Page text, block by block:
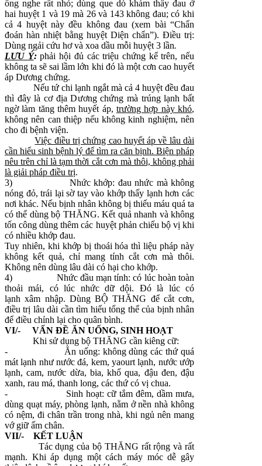
ống nghe rất nhỏ; dùng que dò khám thấy đau ở
hai huyệt 1 và 19 mà 26 và 143 không đau; có khi
cả 4 huyệt này đều không đau (xem bài “Chẩn
đoán hàn nhiệt bằng huyệt Diện chẩn”). Điều trị:
Dùng ngải cứu hơ và xoa dầu mỗi huyệt 3 lần.
LƯU Ý:phải hội đủ các triệu chứng kể trên, nếu
không ta sẽ sai lầm lớn khi đó là một cơn cao huyết
áp Dương chứng.
Nếu tứ chi lạnh ngắt mà cả 4 huyệt đều đau
thì đây là cơ địa Dương chứng mà trúng lạnh bất
ngờ làm tăng thêm huyết áp, trường hợp này khó,
không nên can thiệp nếu không kinh nghiệm, nên
cho đi bệnh viện.
Việc điều trị chứng cao huyết áp về lâu dài
cần hiểu sinh bệnh lý để tìm ra căn bịnh. Biện pháp
nêu trên chỉ là tạm thời cắt cơn mà thôi, không phải
là giải pháp điều trị.
3)
Nhức khớp: đau nhức mà không
nóng đỏ, trái lại sờ tay vào khớp thấy lạnh hơn các
nơi khác. Nếu bịnh nhân không bị thiếu máu quá ta
có thể dùng bộ THĂNG. Kết quả nhanh và không
tốn công dùng thêm các huyệt phản chiếu bộ vị khi
có nhiều khớp đau.
Tuy nhiên, khi khớp bị thoái hóa thì liệu pháp này
không kết quả, chỉ mang tính cắt cơn mà thôi.
Không nên dùng lâu dài có hại cho khớp.
4)
Nhức đầu mạn tính: có lúc hoàn toàn
thoải mái, có lúc nhức dữ dội. Đó là lúc có
lạnh xâm nhập. Dùng BỘ THĂNG để cắt cơn,
điều trị lâu dài cần tìm hiểu tổng thể của bịnh nhân
để điều chỉnh lại cho quân bình.
VI/- VẤN ĐỀ ĂN UỐNG, SINH HOẠT
Khi sử dụng bộ THĂNG cần kiêng cữ:
-
Ăn uống: không dùng các thứ quá
mát lạnh như nước đá, kem, yaourt lạnh, nước ướp
lạnh, cam, nước dừa, bia, khổ qua, đậu đen, đậu
xanh, rau má, thanh long, các thứ có vị chua.
-
Sinh hoạt: cữ tắm đêm, dầm mưa,
dùng quạt máy, phòng lạnh, nằm ở nền nhà không
có nệm, đi chân trần trong nhà, khi ngủ nên mang
vớ giữ ấm chân.
VII/- KẾT LUẬN
Tác dụng của bộ THĂNG rất rộng và rất
mạnh. Khi áp dụng một cách máy móc dễ gây